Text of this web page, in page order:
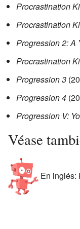
Procrastination
Procrastination
Progression 2: A
Procrastination
Progression 3
Progression 4
Progression V:
Véase
En inglés: